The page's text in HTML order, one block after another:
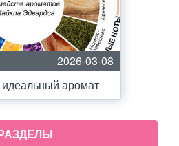
2026-03-08
аромат